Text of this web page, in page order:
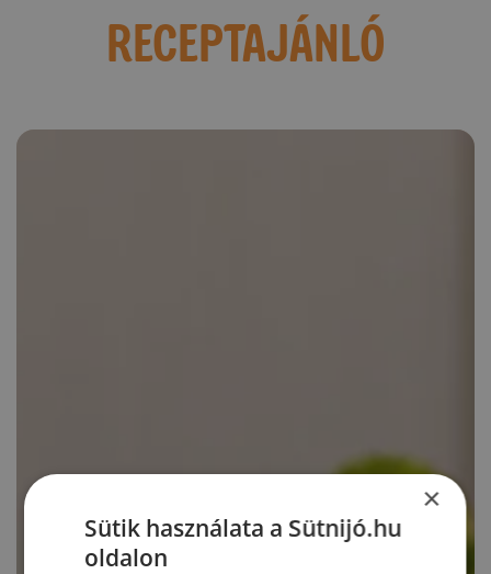
RECEPTAJÁNLÓ
×
Sütik használata a Sütnijó.hu
oldalon